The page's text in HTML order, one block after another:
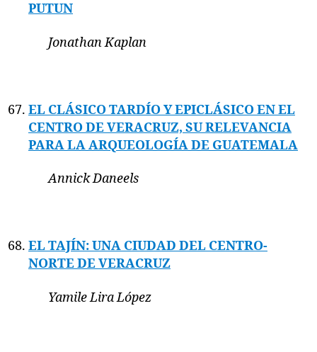
PUTUN
Jonathan Kaplan
EL CLÁSICO TARDÍO Y EPICLÁSICO EN EL
CENTRO DE VERACRUZ, SU RELEVANCIA
PARA LA ARQUEOLOGÍA DE GUATEMALA
Annick Daneels
EL TAJÍN: UNA CIUDAD DEL CENTRO-
NORTE DE VERACRUZ
Yamile Lira López